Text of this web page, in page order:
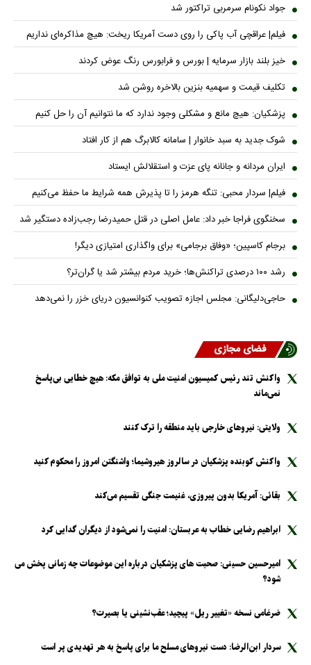
جواد نکونام سرمربی تراکتور شد
فیلم| عراقچی آب پاکی را روی دست آمریکا ریخت: هیچ مذاکره‌ای نداریم
خیز بلند بازار سرمایه | بورس و فرابورس رنگ عوض کردند
تکلیف قیمت و سهمیه بنزین بالاخره روشن شد
پزشکیان: هیچ مانع و مشکلی وجود ندارد که ما نتوانیم آن را حل کنیم
شوک جدید به سبد خانوار | سامانه کالابرگ هم از کار افتاد
ایران مردانه و جانانه پای عزت و استقلالش ایستاد
فیلم| سردار محبی: تنگه هرمز را تا پذیرش همه شرایط ما حفظ می‌کنیم
سخنگوی فراجا خبر داد: عامل اصلی در قتل حمیدرضا رجب‌زاده دستگیر شد
برجام کاسپین؛ «وفاق برجامی» برای واگذاری امتیازی دیگر!
رشد ۱۰۰ درصدی تراکنش‌ها؛ خرید مردم بیشتر شد یا گران‌تر؟
حاجی‌دلیگانی: مجلس اجازه تصویب کنوانسیون دریای خزر را نمی‌دهد
فضای مجازی
واکنش تند رئیس کمیسیون امنیت ملی به توافق مکه: هیچ خطایی بی‌پاسخ
نمی‌ماند
ولایتی: نیرو‌های خارجی باید منطقه را ترک کنند
واکنش کوبنده پزشکیان در سالروز هیروشیما؛ واشنگتن امروز را محکوم کنید
بقائی: آمریکا بدون پیروزی، غنیمت جنگی تقسیم می‌کند
ابراهیم رضایی خطاب به عربستان: امنیت را نمی‌شود از دیگران گدایی کرد
امیرحسین حسینی: صحبت های پزشکیان درباره این موضوعات چه زمانی پخش می
شود؟
ضرغامی نسخه «تغییر ریل» پیچید؛ عقب‌نشینی یا بصیرت؟
سردار ابن‌الرضا: دست نیرو‌های مسلح ما برای پاسخ به هر تهدیدی پر است